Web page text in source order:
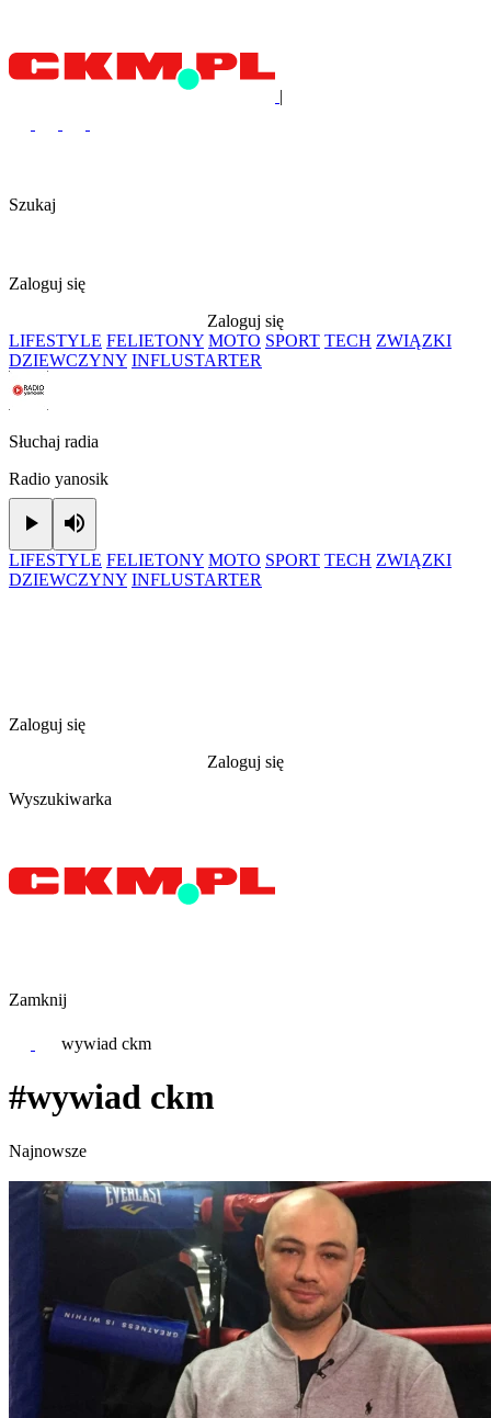
|
Szukaj
Zaloguj się
Zaloguj się
LIFESTYLE FELIETONY MOTO SPORT TECH ZWIĄZKI
DZIEWCZYNY INFLUSTARTER
Słuchaj radia
Radio yanosik
Play
LIFESTYLE FELIETONY MOTO SPORT TECH ZWIĄZKI
DZIEWCZYNY INFLUSTARTER
Zaloguj się
Zaloguj się
Wyszukiwarka
Zamknij
wywiad ckm
#wywiad ckm
Najnowsze